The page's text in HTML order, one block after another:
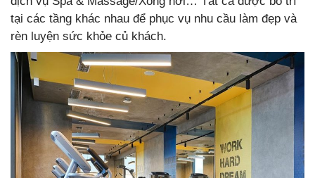
tại các tầng khác nhau để phục vụ nhu cầu làm đẹp và
rèn luyện sức khỏe củ khách.